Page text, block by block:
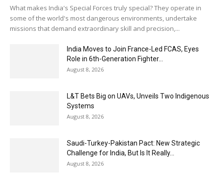
What makes India's Special Forces truly special? They operate in
some of the world's most dangerous environments, undertake
missions that demand extraordinary skill and precision,...
India Moves to Join France-Led FCAS, Eyes
Role in 6th-Generation Fighter...
August 8, 2026
L&T Bets Big on UAVs, Unveils Two Indigenous
Systems
August 8, 2026
Saudi-Turkey-Pakistan Pact: New Strategic
Challenge for India, But Is It Really...
August 8, 2026